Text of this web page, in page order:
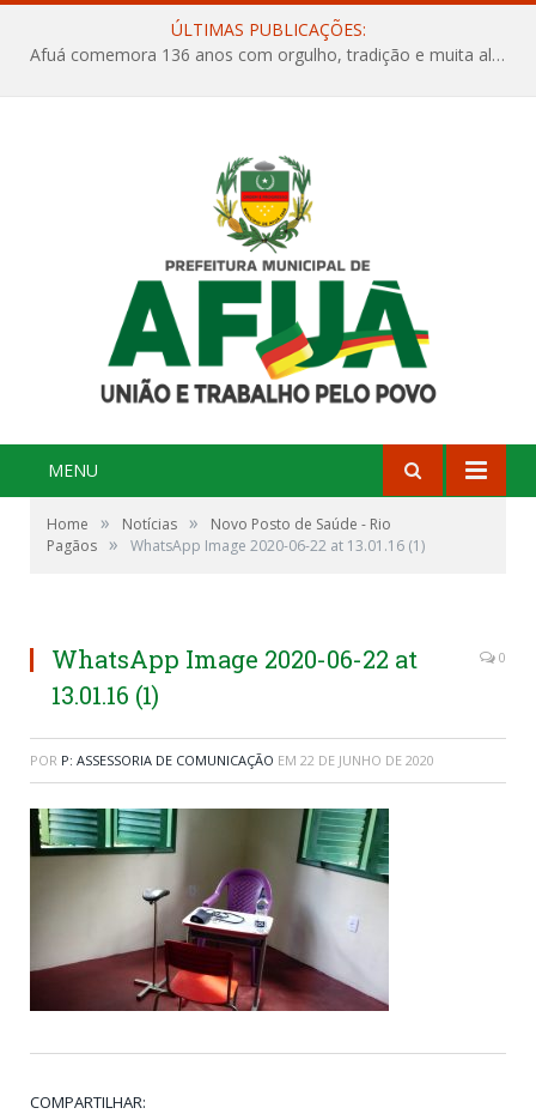
ÚLTIMAS PUBLICAÇÕES:
Afuá comemora 136 anos com orgulho, tradição e muita alegria na Quadra Dr. Nelson Salomão
MENU
Home » Notícias »
Novo Posto de Saúde - Rio
Pagãos » WhatsApp Image 2020-06-22 at 13.01.16 (1)
WhatsApp Image 2020-06-22 at
13.01.16 (1)
0
POR P: ASSESSORIA DE COMUNICAÇÃO EM 22 DE JUNHO DE 2020
COMPARTILHAR: